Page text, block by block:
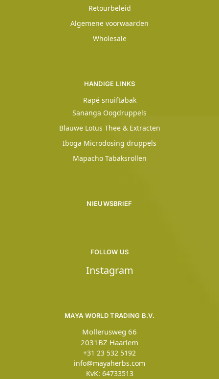
Retourbeleid
Algemene voorwaarden
Wholesale
HANDIGE LINKS
Rapé snuiftabak
Sananga Oogdruppels
Blauwe Lotus Thee & Extracten
Iboga Microdosing druppels
Mapacho Tabaksrollen
MAYA WORLD TRADING B.V.
Mollerusweg 66
2031BZ Haarlem
+31 23 532 5192
info@mayaherbs.com
KvK: 64733513
NIEUWSBRIEF
FOLLOW US
Instagram